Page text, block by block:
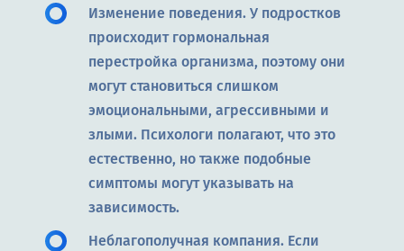
Изменение поведения. У подростков
происходит гормональная
перестройка организма, поэтому они
могут становиться слишком
эмоциональными, агрессивными и
злыми. Психологи полагают, что это
естественно, но также подобные
симптомы могут указывать на
зависимость.
Неблагополучная компания. Если